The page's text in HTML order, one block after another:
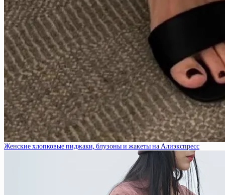
Женские хлопковые пиджаки, блузоны и жакеты на Алиэкспресс